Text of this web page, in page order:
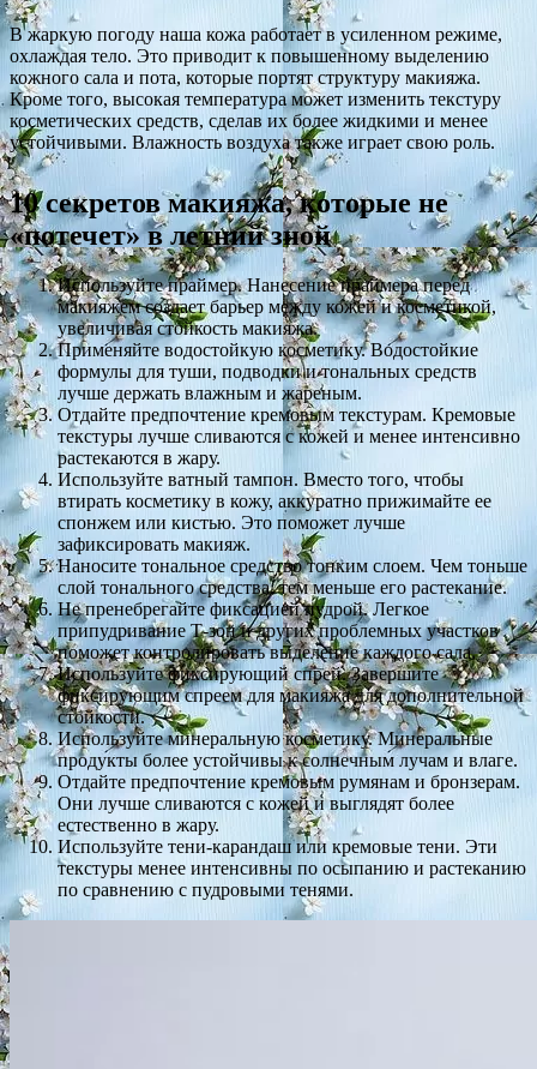
В жаркую погоду наша кожа работает в усиленном режиме,
охлаждая тело. Это приводит к повышенному выделению
кожного сала и пота, которые портят структуру макияжа.
Кроме того, высокая температура может изменить текстуру
косметических средств, сделав их более жидкими и менее
устойчивыми. Влажность воздуха также играет свою роль.
10 секретов макияжа, которые не
«потечет» в летний зной
Используйте праймер. Нанесение праймера перед
макияжем создает барьер между кожей и косметикой,
увеличивая стойкость макияжа.
Применяйте водостойкую косметику. Водостойкие
формулы для туши, подводки и тональных средств
лучше держать влажным и жареным.
Отдайте предпочтение кремовым текстурам. Кремовые
текстуры лучше сливаются с кожей и менее интенсивно
растекаются в жару.
Используйте ватный тампон. Вместо того, чтобы
втирать косметику в кожу, аккуратно прижимайте ее
спонжем или кистью. Это поможет лучше
зафиксировать макияж.
Наносите тональное средство тонким слоем. Чем тоньше
слой тонального средства, тем меньше его растекание.
Не пренебрегайте фиксацией пудрой. Легкое
припудривание Т-зон и других проблемных участков
поможет контролировать выделение каждого сала.
Используйте фиксирующий спрей. Завершите
фиксирующим спреем для макияжа для дополнительной
стойкости.
Используйте минеральную косметику. Минеральные
продукты более устойчивы к солнечным лучам и влаге.
Отдайте предпочтение кремовым румянам и бронзерам.
Они лучше сливаются с кожей и выглядят более
естественно в жару.
Используйте тени-карандаш или кремовые тени. Эти
текстуры менее интенсивны по осыпанию и растеканию
по сравнению с пудровыми тенями.